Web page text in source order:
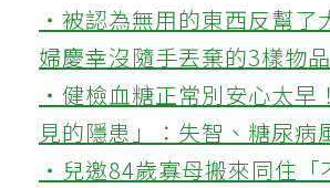
‧被認為無用的東西反幫了
婦慶幸沒隨手丟棄的3樣物品
‧健檢血糖正常別安心太早
見的隱患」：失智、糖尿病
‧兒邀84歲寡母搬來同住「